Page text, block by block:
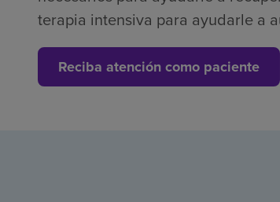
terapia intensiva para ayudarle a
Reciba atención como paciente